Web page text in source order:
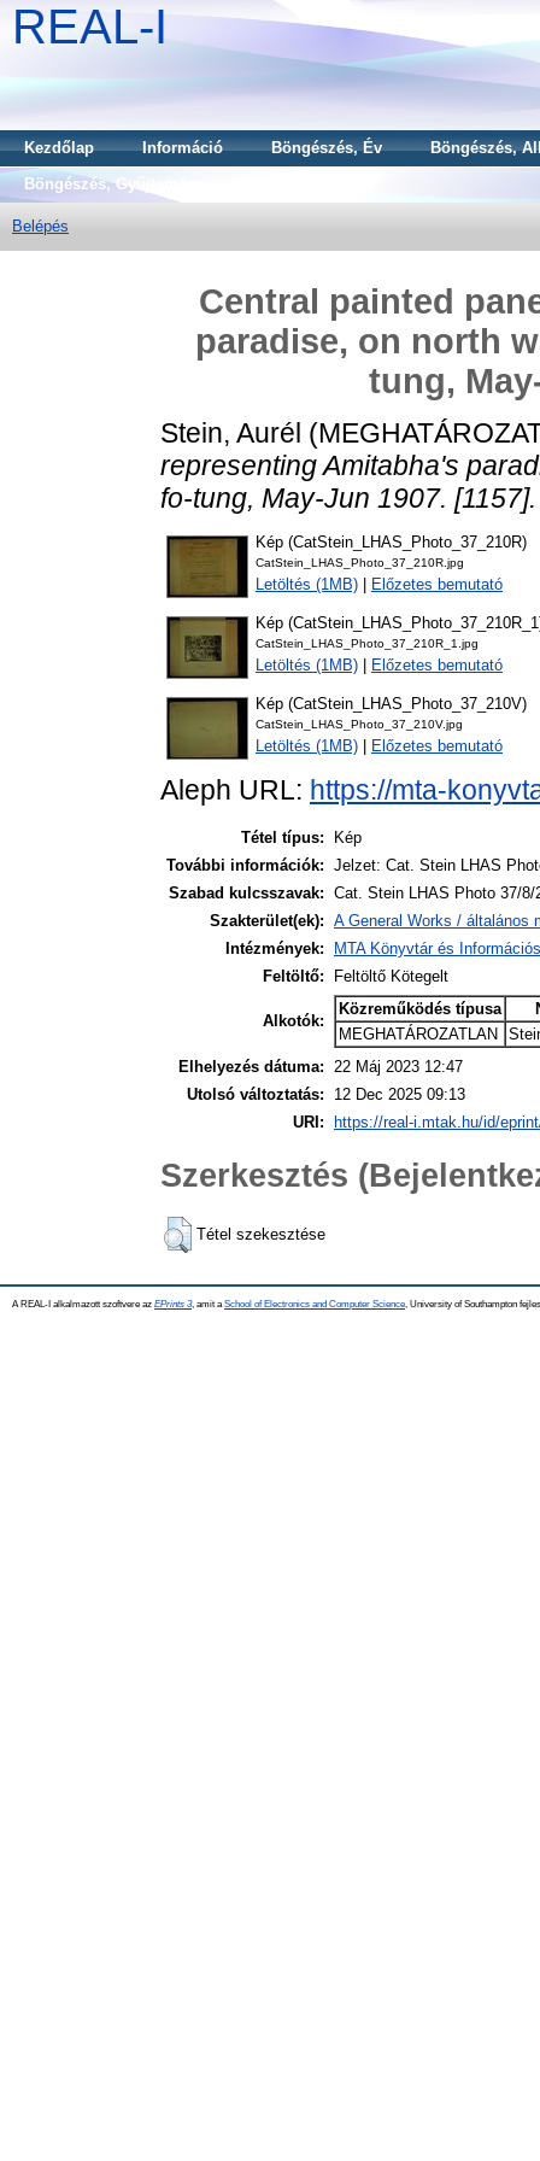
REAL-I
Kezdőlap Információ Böngészés, Év
Böngészés,
Böngészés, Gyűjtemény
Belépés
Central painted
paradise, on north
tung,
Stein, Aurél
representing Amitabha's
fo-tung, May-Jun 1907. [1157].
Kép (CatStein_LHAS_Photo_37_210R)
CatStein_LHAS_Photo_37_210R.jpg
Letöltés (1MB) Előzetes bemutató
Kép
CatStein_LHAS_Photo_37_210R_1.jpg
Letöltés (1MB) Előzetes bemutató
Kép (CatStein_LHAS_Photo_37_210V)
CatStein_LHAS_Photo_37_210V.jpg
Letöltés (1MB) Előzetes bemutató
Aleph URL: https://mta-
Tétel típus:
Kép
További információk: Jelzet: Cat. Stein LHAS
Szabad kulcsszavak: Cat. Stein LHAS Photo 37/8/
Szakterület(ek): A General Works / általános
Intézmények:
MTA Könyvtár és
Feltöltő:
Feltöltő Kötegelt
Alkotók:
Közreműködés típusa
MEGHATÁROZATLAN
Elhelyezés dátuma: 22 Máj 2023 12:47
Utolsó változtatás:
12 Dec 2025 09:13
URI:
https://real-i.mtak.hu/id/
Szerkesztés
Tétel szekesztése
A REAL-I alkalmazott szoftvere az EPrints 3, amit a School of Electronics and Computer Science , University of Southampton